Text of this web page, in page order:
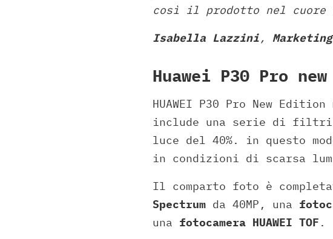
così il prodotto nel
Isabella Lazzini,
Huawei P30 Pro
HUAWEI P30 Pro New
include una serie di filtri
luce del 40%. in questo
in condizioni di scarsa
Il comparto foto è
Spectrum da 40MP, una
una fotocamera HUAWEI TOF .